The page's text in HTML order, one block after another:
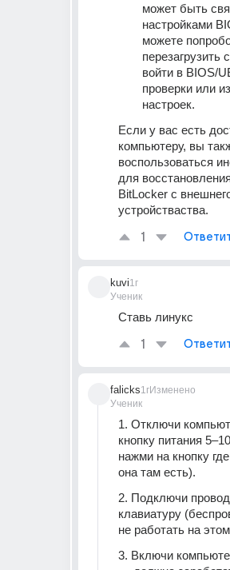
может быть
настройками
можете
перезагрузить
войти в BIOS/
проверки или
настроек.
Если у вас есть
компьютеру, вы
воспользоваться
для
BitLocker с
устройстваства.
1
kuvi
Ученик
1г
Ставь линукс
1
falicks
Ученик
1гИзменено
1. Отключи
кнопку питания
нажми на кнопку
она там есть).
2. Подключи
клавиатуру
не работать на
3. Включи